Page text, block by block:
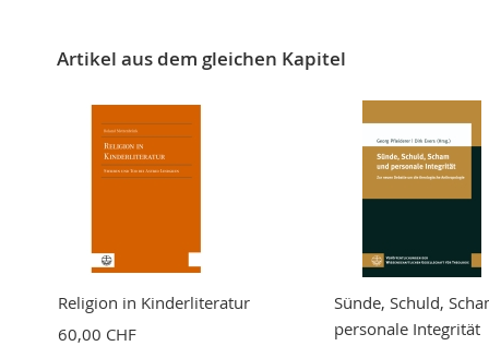
Bewertung
Artikel aus dem gleichen Kapitel
Religion in Kinderliteratur
60,00 CHF
Sünde, Schuld,
personale Integrität